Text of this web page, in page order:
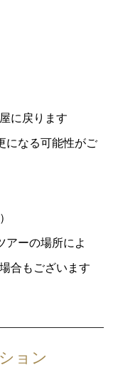
に戻ります
になる可能性がご
アーの場所によ
合もございます
ョン